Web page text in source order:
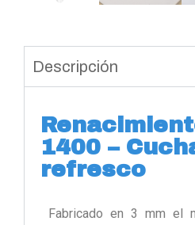
Descripción
1400 –
refresco
Fabricado en 3 mm el